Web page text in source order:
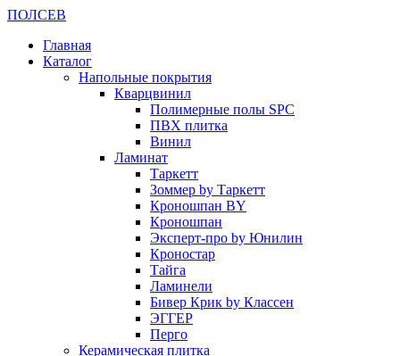
ПОЛСЕВ
Главная
Каталог
Напольные покрытия
Кварцвинил
Полимерные полы SPC
ПВХ плитка
Винил
Ламинат
Таркетт
Зоммер by Таркетт
Кроношпан BY
Кроношпан
Эксперт-про by Юнилин
Кроностар
Тайга
Ламинели
Бивер Крик by Классен
ЭГГЕР
Перго
Керамическая плитка